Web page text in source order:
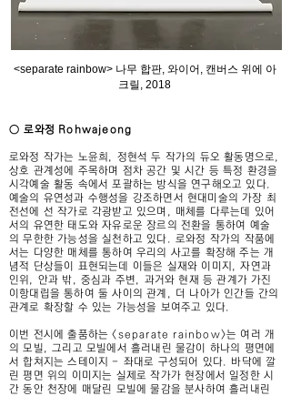
<separate rainbow> 나무 합판, 와이어, 캔버스 위에 아
크릴, 2018
○ 로와정 Rohwajeong
로와정 작가는 노윤희, 정현석 두 작가의 듀오 활동명으로,
상호 관계성에 주목하며 점차 공간 및 시간 등 특정 환경을
시각예술 활동 속에서 포괄하는 방식을 연구해오고 있다.
예술의 유연성과 수행성을 강조하면서 현대미술의 가장 최
전선에 선 작가로 각광받고 있으며, 매체를 다루는데 있어
서의 유연한 태도와 자유로운 장르의 전환을 통하여 예술
의 무한한 가능성을 실천하고 있다. 로와정 작가의 작품에
서는 다양한 매체를 통하여 우리의 사고를 확장해 주는 개
념적 단상들이 표현되는데 이들은 실재와 이미지, 자연과
인위, 안과 밖, 중심과 주변, 과거와 현재 등 관계가 가진
이항대립을 통하여 둘 사이의 관계, 더 나아가 인간들 간의
관계로 확장할 수 있는 가능성을 보여주고 있다.
이번 전시에 출품하는 <separate rainbow>는 여러 개
의 모빌, 그리고 모빌에서 흘러내린 물감이 하나의 평면에
서 합쳐지는 스테이지 - 좌대로 구성되어 있다. 바닥에 깔
린 평면 위의 이미지는 실제로 작가가 현장에서 일정한 시
간 동안 천장에 매달린 모빌에 물감을 분사하여 흘러내린